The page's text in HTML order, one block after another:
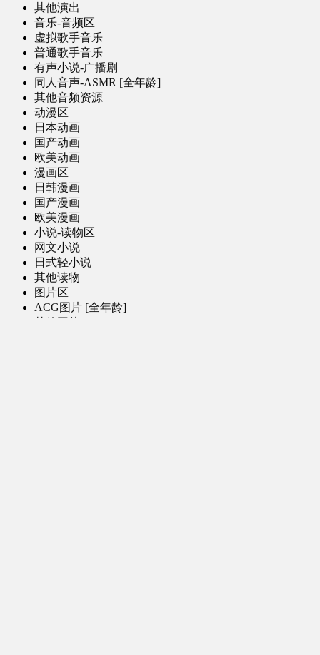
其他演出
音乐-音频区
虚拟歌手音乐
普通歌手音乐
有声小说-广播剧
同人音声-ASMR [全年龄]
其他音频资源
动漫区
日本动画
国产动画
欧美动画
漫画区
日韩漫画
国产漫画
欧美漫画
小说-读物区
网文小说
日式轻小说
其他读物
图片区
ACG图片 [全年龄]